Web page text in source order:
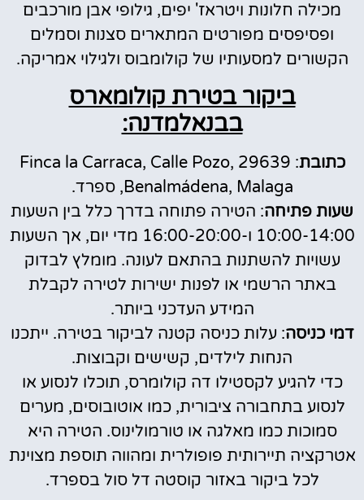
מכילה חלונות ויטראז' יפים, גילופי אבן מורכבים
ופסיפסים מפורטים המתארים סצנות וסמלים
הקשורים למסעותיו של קולומבוס ולגילוי אמריקה.
ביקור בטירת קולומארס
בבנאלמדנה:
כתובת : Finca la Carraca, Calle Pozo, 29639
Benalmádena, Malaga, ספרד.
שעות פתיחה: הטירה פתוחה בדרך כלל בין השעות
10:00-14:00 ו-16:00-20:00 מדי יום, אך השעות
עשויות להשתנות בהתאם לעונה. מומלץ לבדוק
באתר הרשמי או לפנות ישירות לטירה לקבלת
המידע העדכני ביותר.
דמי כניסה: עלות כניסה קטנה לביקור בטירה. ייתכנו
הנחות לילדים, קשישים וקבוצות.
כדי להגיע לקסטילו דה קולומרס, תוכלו לנסוע או
לנסוע בתחבורה ציבורית, כמו אוטובוסים, מערים
סמוכות כמו מאלגה או טורמולינוס. הטירה היא
אטרקציה תיירותית פופולרית ומהווה תוספת מצוינת
לכל ביקור באזור קוסטה דל סול בספרד.